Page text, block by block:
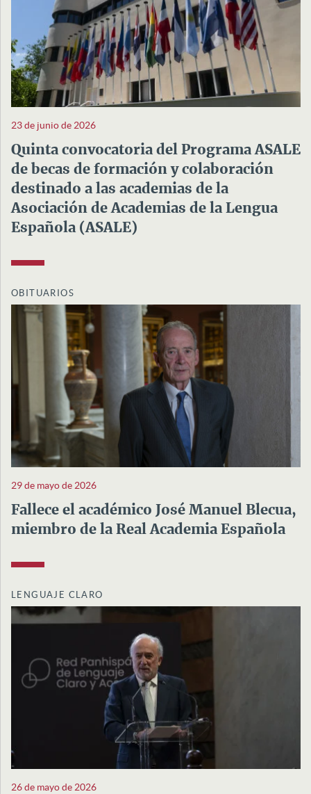
23 de junio de 2026
Quinta convocatoria del Programa ASALE
de becas de formación y colaboración
destinado a las academias de la
Asociación de Academias de la Lengua
Española (ASALE)
OBITUARIOS
29 de mayo de 2026
Fallece el académico José Manuel Blecua,
miembro de la Real Academia Española
LENGUAJE CLARO
26 de mayo de 2026